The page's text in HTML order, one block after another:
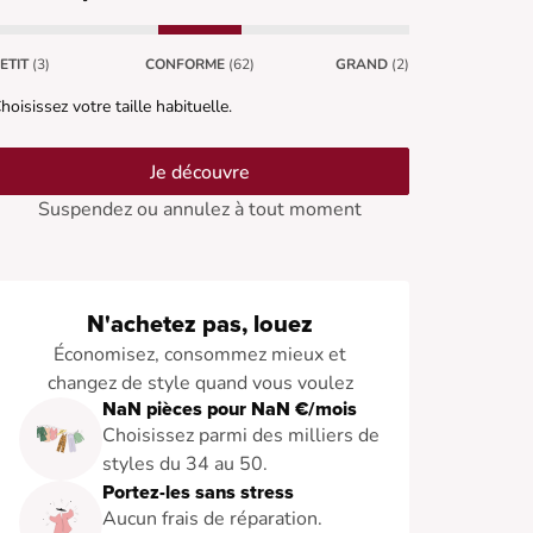
(3) CONFORME (62) GRAND (2)
votre taille habituelle.
Je découvre
Suspendez ou annulez à tout moment
N'achetez pas, louez
Économisez, consommez mieux et
changez de style quand vous voulez
NaN pièces pour NaN €/mois
Choisissez parmi des milliers de
styles du 34 au 50.
Portez-les sans stress
Aucun frais de réparation.